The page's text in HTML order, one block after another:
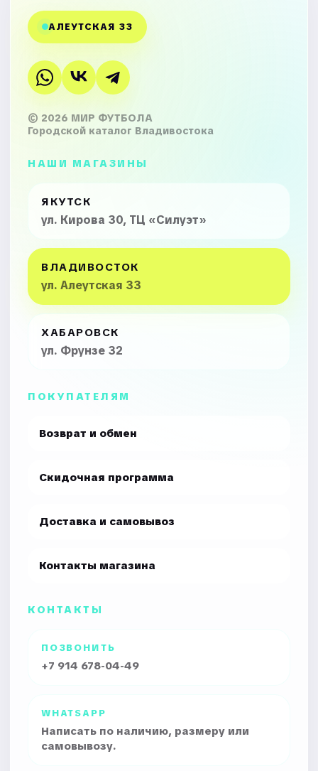
АЛЕУТСКАЯ 33
© 2026 МИР ФУТБОЛА
Городской каталог Владивостока
НАШИ МАГАЗИНЫ
ЯКУТСК
ул. Кирова 30, ТЦ «Силуэт»
ВЛАДИВОСТОК
ул. Алеутская 33
ХАБАРОВСК
ул. Фрунзе 32
ПОКУПАТЕЛЯМ
Возврат и обмен
Скидочная программа
Доставка и самовывоз
Контакты магазина
КОНТАКТЫ
ПОЗВОНИТЬ
+7 914 678-04-49
WHATSAPP
Написать по наличию, размеру или
самовывозу.